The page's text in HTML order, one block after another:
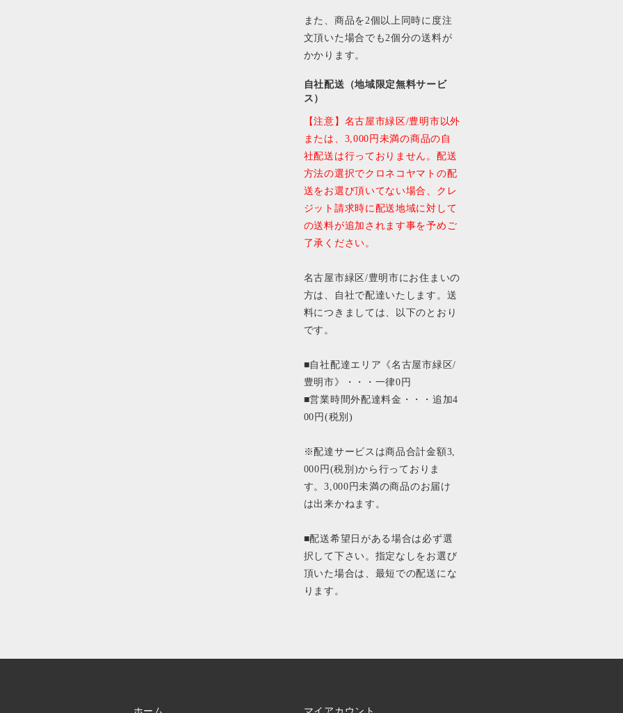
また、商品を2個以上同時に度注
文頂いた場合でも2個分の送料が
かかります。
自社配送（地域限定無料サービ
ス）
【注意】名古屋市緑区/豊明市以外
または、3,000円未満の商品の自
社配送は行っておりません。配送
方法の選択でクロネコヤマトの配
送をお選び頂いてない場合、クレ
ジット請求時に配送地域に対して
の送料が追加されます事を予めご
了承ください。
名古屋市緑区/豊明市にお住まいの
方は、自社で配達いたします。送
料につきましては、以下のとおり
です。
■自社配達エリア《名古屋市緑区/
豊明市》・・・一律0円
■営業時間外配達料金・・・追加4
00円(税別)
※配達サービスは商品合計金額3,
000円(税別)から行っておりま
す。3,000円未満の商品のお届け
は出来かねます。
■配送希望日がある場合は必ず選
択して下さい。指定なしをお選び
頂いた場合は、最短での配送にな
ります。